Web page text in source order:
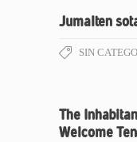
Jumalten
SIN
The
Welcome